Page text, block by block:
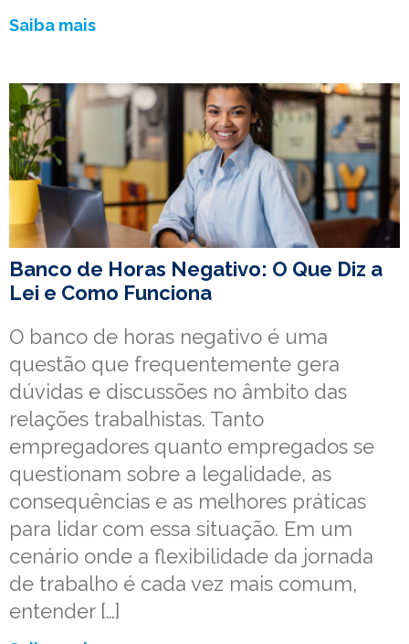
Saiba mais
Banco de Horas Negativo: O Que Diz a
Lei e Como Funciona
O banco de horas negativo é uma
questão que frequentemente gera
dúvidas e discussões no âmbito das
relações trabalhistas. Tanto
empregadores quanto empregados se
questionam sobre a legalidade, as
consequências e as melhores práticas
para lidar com essa situação. Em um
cenário onde a flexibilidade da jornada
de trabalho é cada vez mais comum,
entender […]